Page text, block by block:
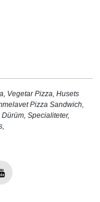
, Vegetar Pizza, Husets
Pizza Sandwich,
Dürüm, Specialiteter,
,